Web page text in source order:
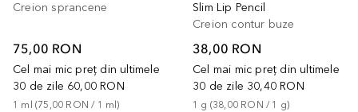
Creion sprancene
75,00 RON
Cel mai mic preț din ultimele
30 de zile 60,00 RON
1 ml (75,00 RON / 1 ml)
Slim Lip Pencil
Creion contur buze
38,00 RON
Cel mai mic preț din ultimele
30 de zile 30,40 RON
1 g (38,00 RON / 1 g)